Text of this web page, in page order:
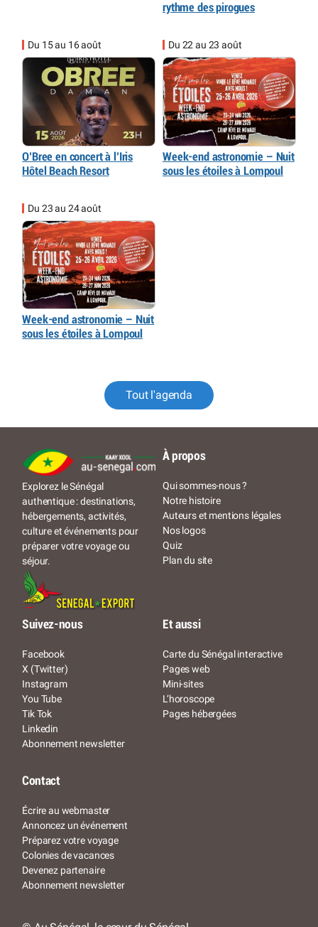
rythme des pirogues
Du 15 au 16 août
O’Bree en concert à l’Iris
Hôtel Beach Resort
Du 22 au 23 août
Week-end astronomie – Nuit
sous les étoiles à Lompoul
Du 23 au 24 août
Week-end astronomie – Nuit
sous les étoiles à Lompoul
Tout l'agenda
Explorez le Sénégal
authentique : destinations,
hébergements, activités,
culture et événements pour
préparer votre voyage ou
séjour.
À propos
Qui sommes-nous ?
Notre histoire
Auteurs et mentions légales
Nos logos
Quiz
Plan du site
Suivez-nous
Facebook
X (Twitter)
Instagram
You Tube
Tik Tok
Linkedin
Abonnement newsletter
Et aussi
Carte du Sénégal interactive
Pages web
Mini-sites
L’horoscope
Pages hébergées
Contact
Écrire au webmaster
Annoncez un événement
Préparez votre voyage
Colonies de vacances
Devenez partenaire
Abonnement newsletter